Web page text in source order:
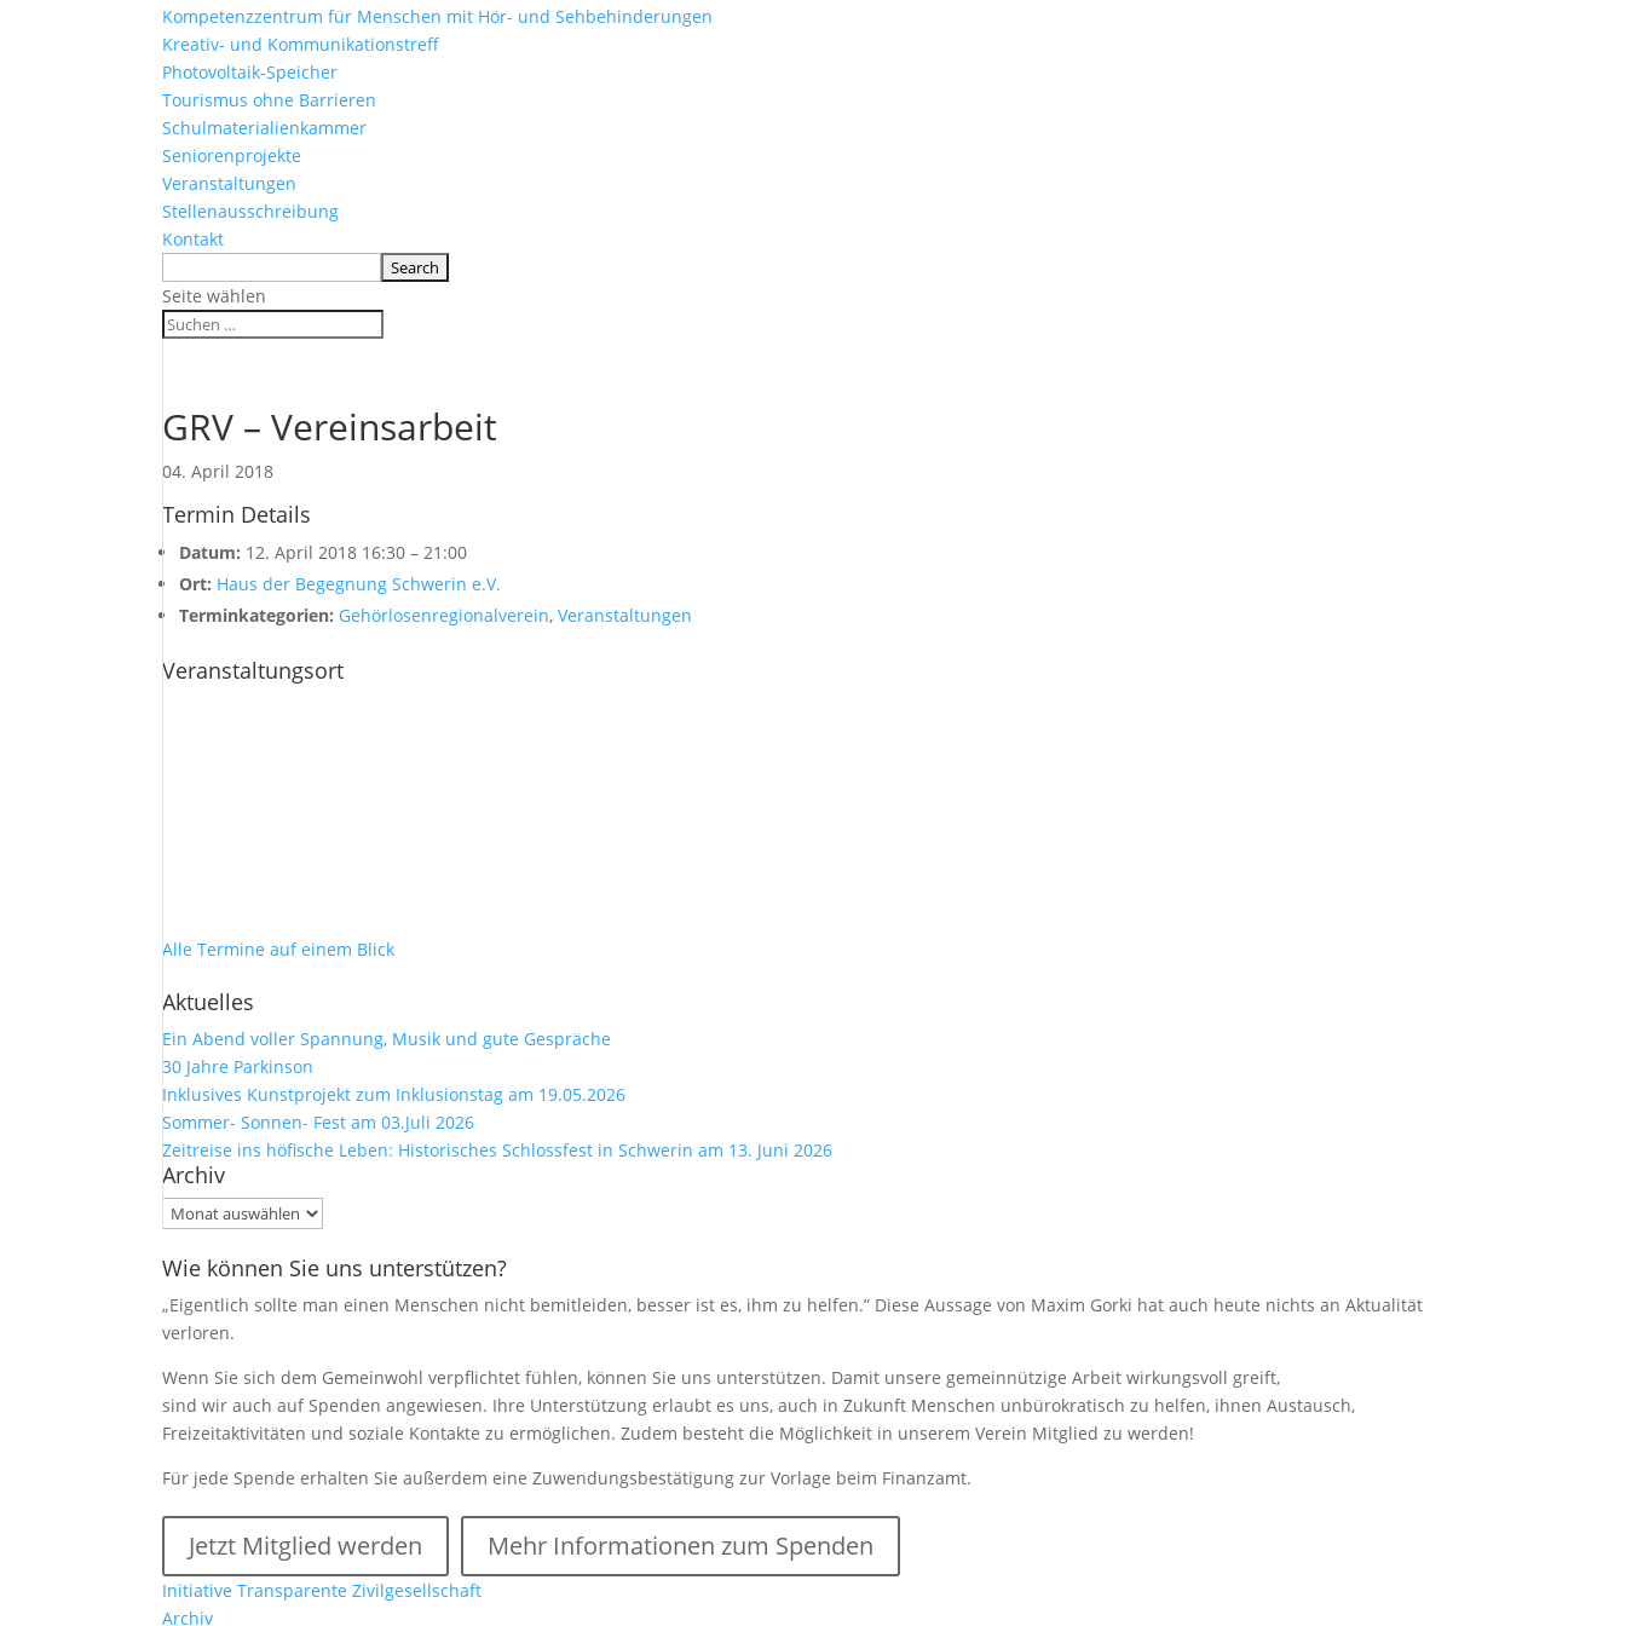
Kompetenzzentrum für Menschen mit Hör- und Sehbehinderungen
Kreativ- und Kommunikationstreff
Photovoltaik-Speicher
Tourismus ohne Barrieren
Schulmaterialienkammer
Seniorenprojekte
Veranstaltungen
Stellenausschreibung
Kontakt
Seite wählen
GRV – Vereinsarbeit
04. April 2018
Termin Details
Datum: 12. April 2018 16:30 –21:00
Ort: Haus der Begegnung Schwerin e.V.
Terminkategorien: Gehörlosenregionalverein,Veranstaltungen
Veranstaltungsort
Alle Termine auf einem Blick
Aktuelles
Ein Abend voller Spannung, Musik und gute Gespräche
30 Jahre Parkinson
Inklusives Kunstprojekt zum Inklusionstag am 19.05.2026
Sommer- Sonnen- Fest am 03.Juli 2026
Zeitreise ins höfische Leben: Historisches Schlossfest in Schwerin am 13. Juni 2026
Archiv
Archiv
Wie können Sie uns unterstützen?
„Eigentlich sollte man einen Menschen nicht bemitleiden, besser ist es, ihm zu helfen.” Diese Aussage von Maxim Gorki hat auch heute nichts an Aktualität
verloren.
Wenn Sie sich dem Gemeinwohl verpflichtet fühlen, können Sie uns unterstützen. Damit unsere gemeinnützige Arbeit wirkungsvoll greift,
sind wir auch auf Spenden angewiesen. Ihre Unterstützung erlaubt es uns, auch in Zukunft Menschen unbürokratisch zu helfen, ihnen Austausch,
Freizeitaktivitäten und soziale Kontakte zu ermöglichen. Zudem besteht die Möglichkeit in unserem Verein Mitglied zu werden!
Für jede Spende erhalten Sie außerdem eine Zuwendungsbestätigung zur Vorlage beim Finanzamt.
Jetzt Mitglied werden Mehr Informationen zum Spenden
Initiative Transparente Zivilgesellschaft
Archiv